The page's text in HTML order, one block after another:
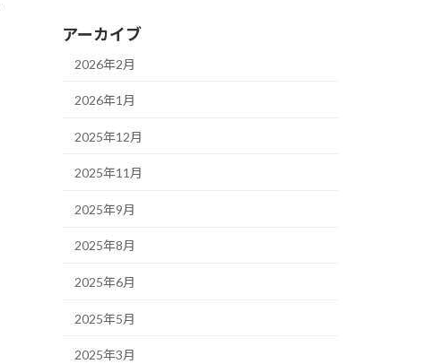
アーカイブ
2026年2月
2026年1月
2025年12月
2025年11月
2025年9月
2025年8月
2025年6月
2025年5月
2025年3月